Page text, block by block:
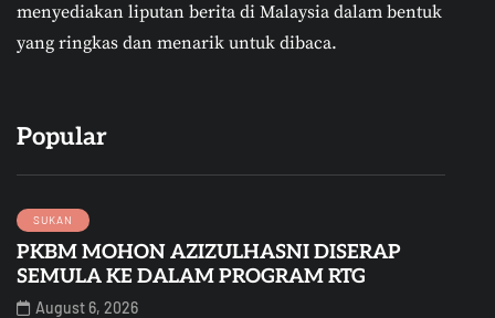
menyediakan liputan berita di Malaysia dalam bentuk
yang ringkas dan menarik untuk dibaca.
Popular
SUKAN
PKBM MOHON AZIZULHASNI DISERAP
SEMULA KE DALAM PROGRAM RTG
August 6, 2026